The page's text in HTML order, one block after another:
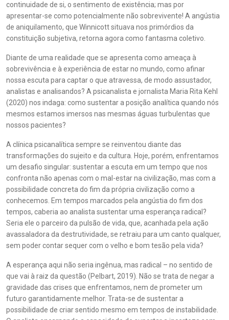
continuidade de si, o sentimento de existência; mas por
apresentar-se como potencialmente não sobrevivente! A angústia
de aniquilamento, que Winnicott situava nos primórdios da
constituição subjetiva, retorna agora como fantasma coletivo.
Diante de uma realidade que se apresenta como ameaça à
sobrevivência e à experiência de estar no mundo, como afinar
nossa escuta para captar o que atravessa, de modo assustador,
analistas e analisandos? A psicanalista e jornalista Maria Rita Kehl
(2020) nos indaga: como sustentar a posição analítica quando nós
mesmos estamos imersos nas mesmas águas turbulentas que
nossos pacientes?
A clínica psicanalítica sempre se reinventou diante das
transformações do sujeito e da cultura. Hoje, porém, enfrentamos
um desafio singular: sustentar a escuta em um tempo que nos
confronta não apenas com o mal-estar na civilização, mas com a
possibilidade concreta do fim da própria civilização como a
conhecemos. Em tempos marcados pela angústia do fim dos
tempos, caberia ao analista sustentar uma esperança radical?
Seria ele o parceiro da pulsão de vida, que, acanhada pela ação
avassaladora da destrutividade, se retraiu para um canto qualquer,
sem poder contar sequer com o velho e bom tesão pela vida?
A esperança aqui não seria ingênua, mas radical – no sentido de
que vai à raiz da questão (Pelbart, 2019). Não se trata de negar a
gravidade das crises que enfrentamos, nem de prometer um
futuro garantidamente melhor. Trata-se de sustentar a
possibilidade de criar sentido mesmo em tempos de instabilidade.